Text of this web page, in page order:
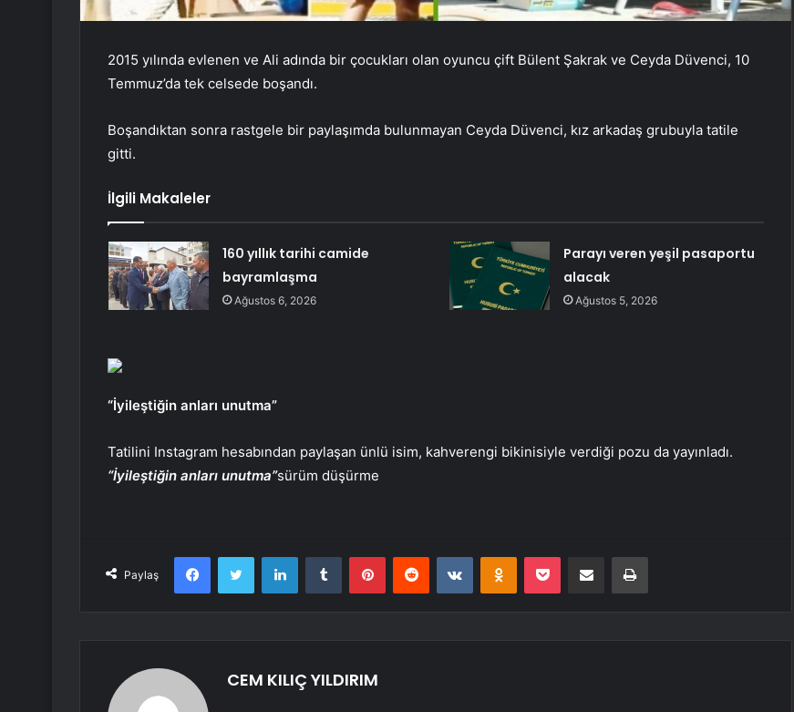
2015 yılında evlenen ve Ali adında bir çocukları olan oyuncu çift Bülent Şakrak ve Ceyda Düvenci, 10
Temmuz’da tek celsede boşandı.
Boşandıktan sonra rastgele bir paylaşımda bulunmayan Ceyda Düvenci, kız arkadaş grubuyla tatile
gitti.
İlgili Makaleler
160 yıllık tarihi camide
bayramlaşma
Ağustos 6, 2026
Parayı veren yeşil pasaportu
alacak
Ağustos 5, 2026
“İyileştiğin anları unutma”
Tatilini Instagram hesabından paylaşan ünlü isim, kahverengi bikinisiyle verdiği pozu da yayınladı.
“İyileştiğin anları unutma”sürüm düşürme
Paylaş
FacebookTwitter LinkedInTumblr PinterestReddit VKontakteOdnoklassniki
Pocket E-Posta ile paylaş Yazdır
CEM KILIÇ YILDIRIM